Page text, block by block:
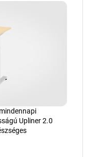
Upliner 2.0